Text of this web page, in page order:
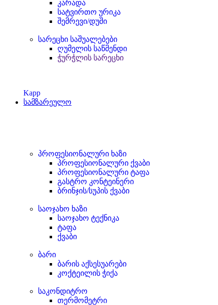
კარადა
სატვირთო ურიკა
შემრევი/დუში
სარეცხი საშუალებები
ღუმელის საწმენდი
ჭურჭლის სარეცხი
Kapp
სამზარეულო
პროფესიონალური ხაზი
პროფესიონალური ქვაბი
პროფესიონალური ტაფა
გასტრო კონტეინერი
ბრინჯის/სუპის ქვაბი
საოჯახო ხაზი
საოჯახო ტექნიკა
ტაფა
ქვაბი
ბარი
ბარის აქსესუარები
კოქტეილის ჭიქა
საკონდიტრო
თერმომეტრი